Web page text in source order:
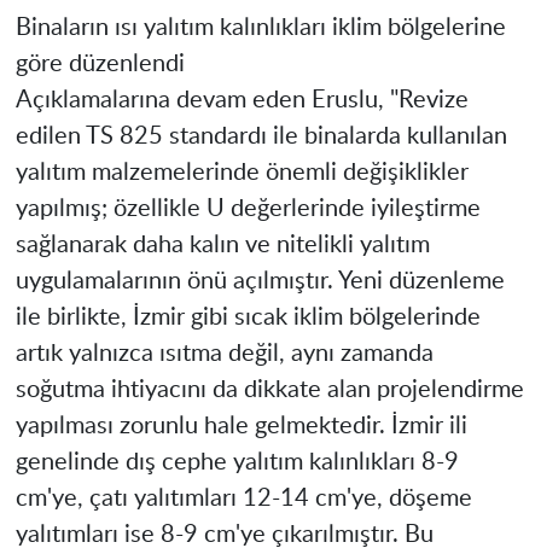
Binaların ısı yalıtım kalınlıkları iklim bölgelerine
göre düzenlendi
Açıklamalarına devam eden Eruslu, "Revize
edilen TS 825 standardı ile binalarda kullanılan
yalıtım malzemelerinde önemli değişiklikler
yapılmış; özellikle U değerlerinde iyileştirme
sağlanarak daha kalın ve nitelikli yalıtım
uygulamalarının önü açılmıştır. Yeni düzenleme
ile birlikte, İzmir gibi sıcak iklim bölgelerinde
artık yalnızca ısıtma değil, aynı zamanda
soğutma ihtiyacını da dikkate alan projelendirme
yapılması zorunlu hale gelmektedir. İzmir ili
genelinde dış cephe yalıtım kalınlıkları 8-9
cm'ye, çatı yalıtımları 12-14 cm'ye, döşeme
yalıtımları ise 8-9 cm'ye çıkarılmıştır. Bu